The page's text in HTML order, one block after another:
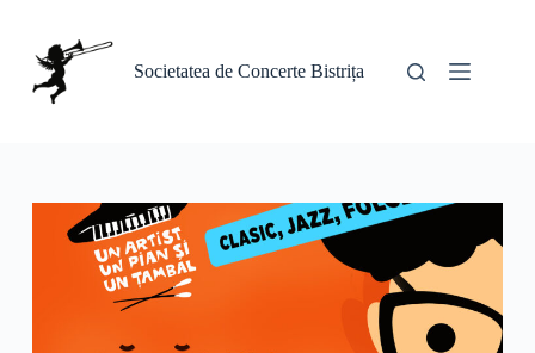
conținut
Societatea de Concerte Bistrița